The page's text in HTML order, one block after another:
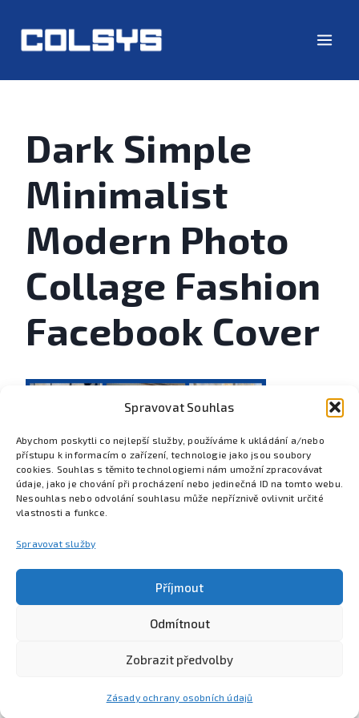
Spravovat Souhlas
Abychom poskytli co nejlepší služby, používáme k ukládání a/nebo
přístupu k informacím o zařízení, technologie jako jsou soubory
cookies. Souhlas s těmito technologiemi nám umožní zpracovávat
údaje, jako je chování při procházení nebo jedinečná ID na tomto webu.
Nesouhlas nebo odvolání souhlasu může nepříznivě ovlivnit určité
vlastnosti a funkce.
Spravovat služby
Příjmout
Odmítnout
Zobrazit předvolby
Zásady ochrany osobních údajů
Dark Simple
Minimalist
Modern Photo
Collage Fashion
Facebook Cover